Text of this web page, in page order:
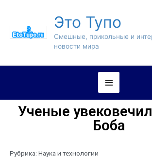
Это Тупо
Смешные, прикольные и
новости мира
Ученые
Боба
Рубрика: Наука и технологии